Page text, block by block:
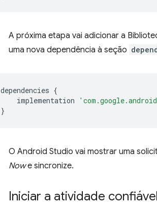
A próxima etapa vai adicionar a
uma nova dependência à seção
dependencies {
implementation
}
O Android Studio vai mostrar uma
Nowe sincronize.
Iniciar a atividade